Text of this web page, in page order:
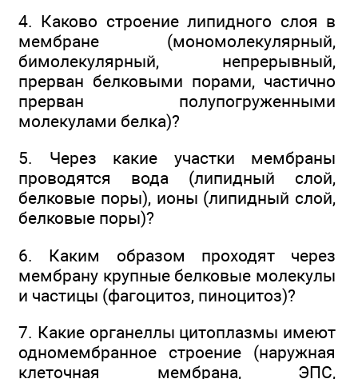
4. Каково строение липидного слоя в
мембране (мономолекулярный,
бимолекулярный, непрерывный,
прерван белковыми порами, частично
прерван полупогруженными
молекулами белка)?
5. Через какие участки мембраны
проводятся вода (липидный слой,
белковые поры), ионы (липидный слой,
белковые поры)?
6. Каким образом проходят через
мембрану крупные белковые молекулы
и частицы (фагоцитоз, пиноцитоз)?
7. Какие органеллы цитоплазмы имеют
одномембранное строение (наружная
клеточная мембрана, ЭПС,